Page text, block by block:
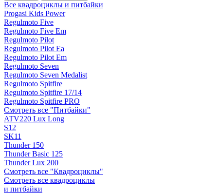
Все квадроциклы и питбайки
Progasi Kids Power
Regulmoto Five
Regulmoto Five Em
Regulmoto Pilot
Regulmoto Pilot Ea
Regulmoto Pilot Em
Regulmoto Seven
Regulmoto Seven Medalist
Regulmoto Spitfire
Regulmoto Spitfire 17/14
Regulmoto Spitfire PRO
Смотреть все "Питбайки"
ATV220 Lux Long
S12
SK11
Thunder 150
Thunder Basic 125
Thunder Lux 200
Смотреть все "Квадроциклы"
Смотреть все квадроциклы
и питбайки